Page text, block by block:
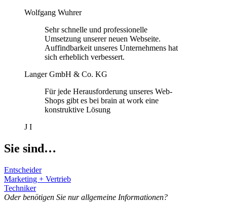
Wolfgang Wuhrer
Sehr schnelle und professionelle
Umsetzung unserer neuen Webseite.
Auffindbarkeit unseres Unternehmens hat
sich erheblich verbessert.
Langer GmbH & Co. KG
Für jede Herausforderung unseres Web-
Shops gibt es bei brain at work eine
konstruktive Lösung
J I
Sie sind…
Entscheider
Marketing + Vertrieb
Techniker
Oder benötigen Sie nur allgemeine Informationen?